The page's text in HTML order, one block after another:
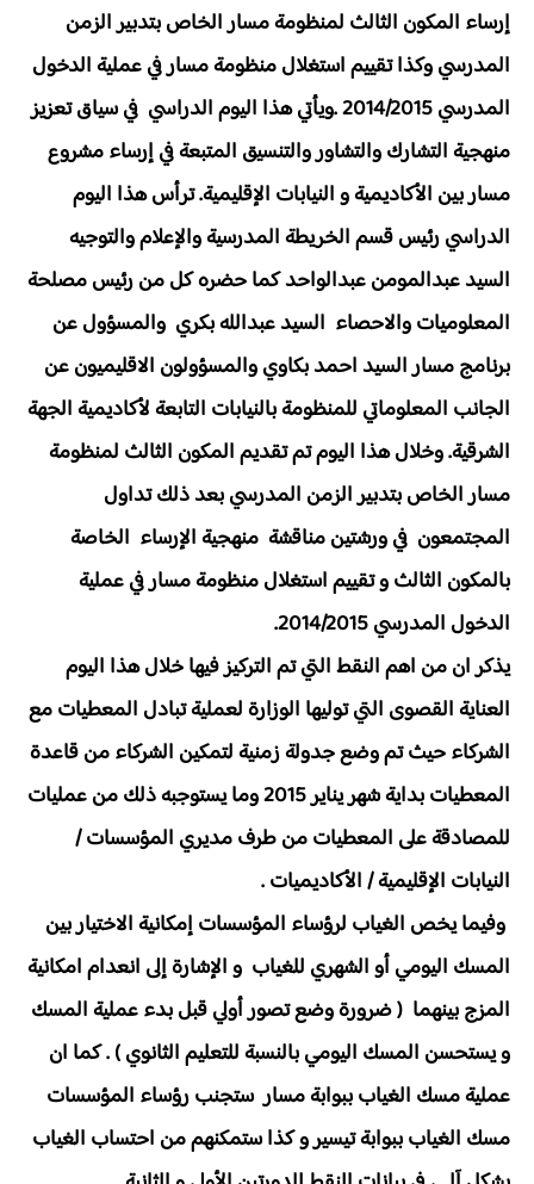
إرساء المكون الثالث لمنظومة مسار الخاص بتدبير الزمن
المدرسي وكذا تقييم استغلال منظومة مسار في عملية الدخول
المدرسي 2014/2015 .ويأتي هذا اليوم الدراسي في سياق تعزيز
منهجية التشارك والتشاور والتنسيق المتبعة في إرساء مشروع
مسار بين الأكاديمية و النيابات الإقليمية. ترأس هذا اليوم
الدراسي رئيس قسم الخريطة المدرسية والإعلام والتوجيه
السيد عبدالمومن عبدالواحد كما حضره كل من رئيس مصلحة
المعلوميات والاحصاء السيد عبدالله بكري والمسؤول عن
برنامج مسار السيد احمد بكاوي والمسؤولون الاقليميون عن
الجانب المعلوماتي للمنظومة بالنيابات التابعة لأكاديمية الجهة
الشرقية. وخلال هذا اليوم تم تقديم المكون الثالث لمنظومة
مسار الخاص بتدبير الزمن المدرسي بعد ذلك تداول
المجتمعون في ورشتين مناقشة منهجية الإرساء الخاصة
بالمكون الثالث و تقييم استغلال منظومة مسار في عملية
الدخول المدرسي 2014/2015.
يذكر ان من اهم النقط التي تم التركيز فيها خلال هذا اليوم
العناية القصوى التي توليها الوزارة لعملية تبادل المعطيات مع
الشركاء حيث تم وضع جدولة زمنية لتمكين الشركاء من قاعدة
المعطيات بداية شهر يناير 2015 وما يستوجبه ذلك من عمليات
للمصادقة على المعطيات من طرف مديري المؤسسات /
النيابات الإقليمية / الأكاديميات .
وفيما يخص الغياب لرؤساء المؤسسات إمكانية الاختيار بين
المسك اليومي أو الشهري للغياب و الإشارة إلى انعدام امكانية
المزج بينهما ( ضرورة وضع تصور أولي قبل بدء عملية المسك
و يستحسن المسك اليومي بالنسبة للتعليم الثانوي ) . كما ان
عملية مسك الغياب ببوابة مسار ستجنب رؤساء المؤسسات
مسك الغياب ببوابة تيسير و كذا ستمكنهم من احتساب الغياب